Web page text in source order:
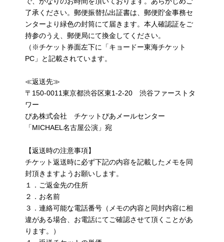
了承ください。郵便振替払出証書は、郵便貯金事務セ
ンターより緑色の封筒にて届きます。本人確認証をご
持参のうえ、郵便局にて換金してください。
（※チケット券面左下に「キョードー東海チケット
PC」と記載されています。
≪返送先≫
〒150-0011東京都渋谷区東1-2-20 渋谷ファーストタ
ワー
ぴあ株式会社 チケットぴあメールセンター
「MICHAEL名古屋公演」宛
【返送時の注意事項】
チケット返送時に必ず下記の内容を記載したメモを同
封頂きますようお願いします。
１．ご返金先の住所
２．お名前
３．連絡可能な電話番号（メモの内容と同封内容に相
違がある場合、お電話にてご確認させて頂くことがあ
ります。）